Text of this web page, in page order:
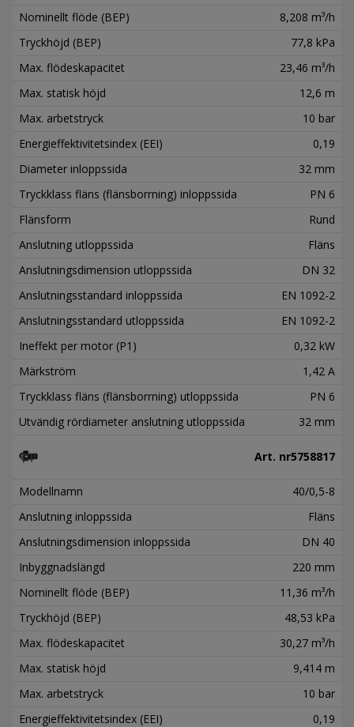
Nominellt flöde (BEP)
8,208 m³/h
Tryckhöjd (BEP)
77,8 kPa
Max. flödeskapacitet
23,46 m³/h
Max. statisk höjd
12,6 m
Max. arbetstryck
10 bar
Energieffektivitetsindex (EEI)
0,19
Diameter inloppssida
32 mm
Tryckklass fläns (flänsborrning) inloppssida
PN 6
Flänsform
Rund
Anslutning utloppssida
Fläns
Anslutningsdimension utloppssida
DN 32
Anslutningsstandard inloppssida
EN 1092-2
Anslutningsstandard utloppssida
EN 1092-2
Ineffekt per motor (P1)
0,32 kW
Märkström
1,42 A
Tryckklass fläns (flänsborrning) utloppssida
PN 6
Utvändig rördiameter anslutning utloppssida
32 mm
Art. nr5758817
Modellnamn
40/0,5-8
Anslutning inloppssida
Fläns
Anslutningsdimension inloppssida
DN 40
Inbyggnadslängd
220 mm
Nominellt flöde (BEP)
11,36 m³/h
Tryckhöjd (BEP)
48,53 kPa
Max. flödeskapacitet
30,27 m³/h
Max. statisk höjd
9,414 m
Max. arbetstryck
10 bar
Energieffektivitetsindex (EEI)
0,19